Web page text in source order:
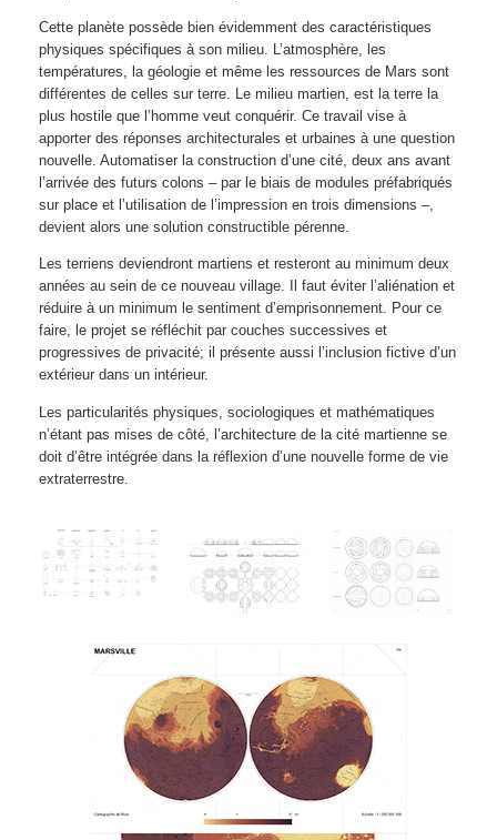
Cette planète possède bien évidemment des caractéristiques
physiques spécifiques à son milieu. L’atmosphère, les
températures, la géologie et même les ressources de Mars sont
différentes de celles sur terre. Le milieu martien, est la terre la
plus hostile que l’homme veut conquérir. Ce travail vise à
apporter des réponses architecturales et urbaines à une question
nouvelle. Automatiser la construction d’une cité, deux ans avant
l’arrivée des futurs colons – par le biais de modules préfabriqués
sur place et l’utilisation de l’impression en trois dimensions –,
devient alors une solution constructible pérenne.
Les terriens deviendront martiens et resteront au minimum deux
années au sein de ce nouveau village. Il faut éviter l’aliénation et
réduire à un minimum le sentiment d’emprisonnement. Pour ce
faire, le projet se réfléchit par couches successives et
progressives de privacité; il présente aussi l’inclusion fictive d’un
extérieur dans un intérieur.
Les particularités physiques, sociologiques et mathématiques
n’étant pas mises de côté, l’architecture de la cité martienne se
doit d’être intégrée dans la réflexion d’une nouvelle forme de vie
extraterrestre.